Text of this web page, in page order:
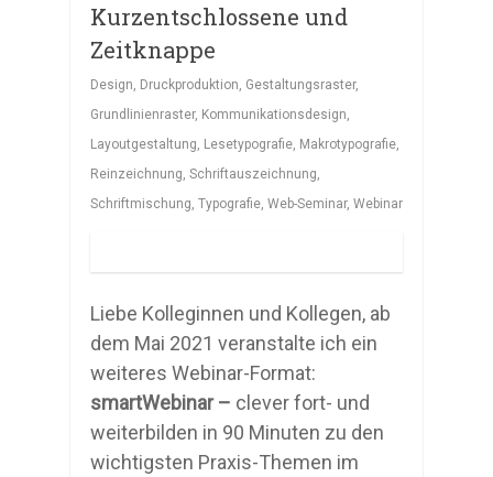
Kurzentschlossene und
Zeitknappe
Design Druckproduktion Gestaltungsraster,
Grundlinienraster, Kommunikationsdesign
Layoutgestaltung Lesetypografie Makrotypografie
Reinzeichnung Schriftauszeichnung
Schriftmischung Typografie Web-Seminar, Webinar
Liebe Kolleginnen und Kollegen, ab
dem Mai 2021 veranstalte ich ein
weiteres Webinar-Format:
smartWebinar – clever fort- und
weiterbilden in 90 Minuten zu den
wichtigsten Praxis-Themen im